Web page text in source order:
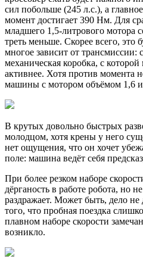
сил побольше (245 л.с.), а
момент достигает 390 Нм. Для
младшего 1,5-литрового мотора
треть меньше. Скорее всего, это
многое зависит от
механическая коробка, с
активнее. Хотя против момента
машины с мотором объёмом 1,6
В крутых довольно быстрых
молодцом, хотя крены у него
нет ощущения, что он хочет
поле: машина ведёт себя
При более резком наборе
дёрганость в работе робота, но
раздражает. Может быть, дело не
того, что пробная поездка
плавном наборе скорости
возникло.